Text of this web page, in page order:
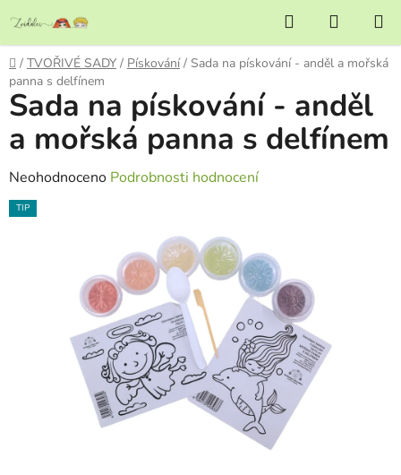
obsah
Hledat
KOŠÍK
Domů
/ TVOŘIVÉ SADY / Pískování / Sada na pískování - anděl a mořská
panna s delfínem
Sada na pískování - anděl
a mořská panna s delfínem
Průměrné
hodnocení
hvězdiček.
Neohodnoceno Podrobnosti hodnocení
TIP